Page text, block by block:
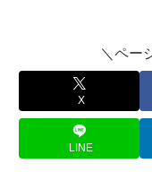
＼ペー
X
LINE